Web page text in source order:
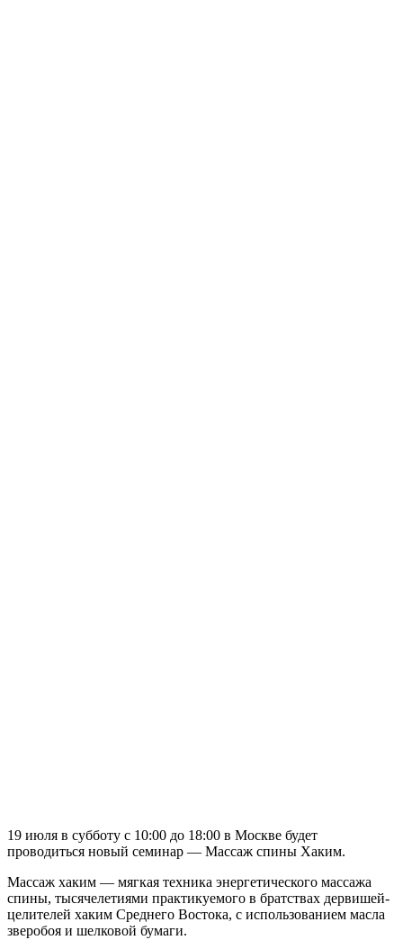
19 июля в субботу с 10:00 до 18:00 в Москве будет
проводиться новый семинар — Массаж спины Хаким.
Массаж хаким — мягкая техника энергетического массажа
спины, тысячелетиями практикуемого в братствах дервишей-
целителей хаким Среднего Востока, с использованием масла
зверобоя и шелковой бумаги.